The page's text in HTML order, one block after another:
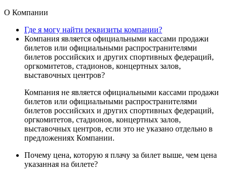
О Компании
Где я могу найти реквизиты компании?
Компания является официальными кассами продажи
билетов или официальными распространителями
билетов российских и других спортивных федераций,
оргкомитетов, стадионов, концертных залов,
выставочных центров?
Компания не является официальными кассами продажи
билетов или официальными распространителями
билетов российских и других спортивных федераций,
оргкомитетов, стадионов, концертных залов,
выставочных центров, если это не указано отдельно в
предложениях Компании.
Почему цена, которую я плачу за билет выше, чем цена
указанная на билете?